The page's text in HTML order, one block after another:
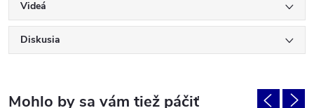
Videá
Diskusia